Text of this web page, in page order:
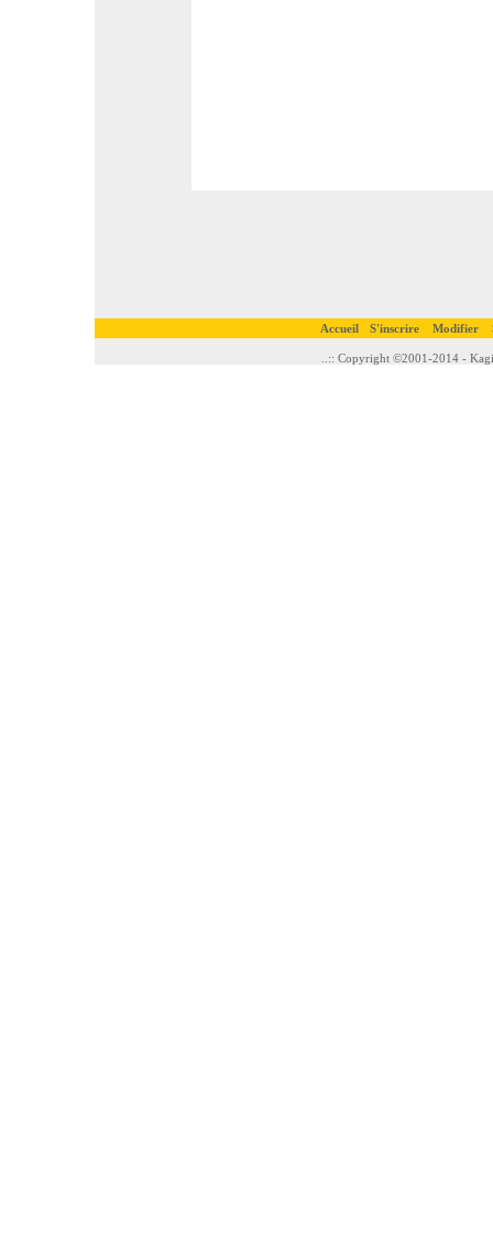
Accueil S'inscrire Modifier
..:: Copyright ©2001-2014 -